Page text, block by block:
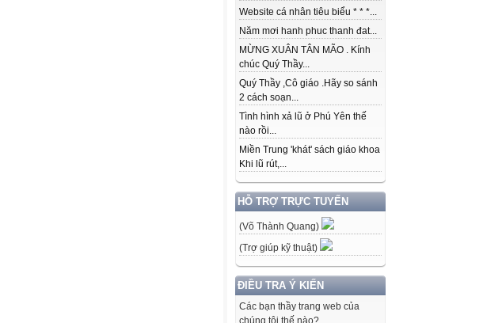
Website cá nhân tiêu biểu * * *...
Năm mơi hanh phuc thanh đat...
MỪNG XUÂN TÂN MÃO . Kính
chúc Quý Thầy...
Quý Thầy ,Cô giáo .Hãy so sánh
2 cách soạn...
Tình hình xả lũ ở Phú Yên thế
nào rồi...
Miền Trung 'khát' sách giáo khoa
Khi lũ rút,...
HỖ TRỢ TRỰC TUYẾN
(Võ Thành Quang)
(Trợ giúp kỹ thuật)
ĐIỀU TRA Ý KIẾN
Các bạn thầy trang web của
chúng tôi thế nào?